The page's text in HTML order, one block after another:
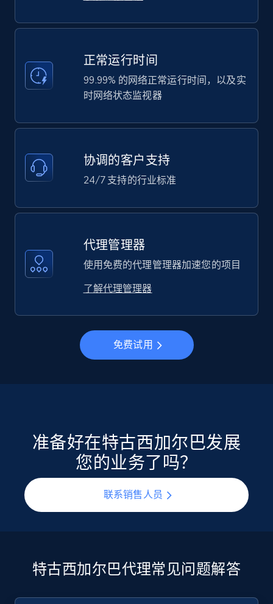
正常运行时间
99.99% 的网络正常运行时间，以及实
时网络状态监视器
协调的客户支持
24/7 支持的行业标准
代理管理器
使用免费的代理管理器加速您的项目
了解代理管理器
免费试用
准备好在特古西加尔巴发展
您的业务了吗？
联系销售人员
特古西加尔巴代理常见问题解答